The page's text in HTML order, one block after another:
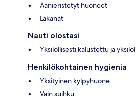
Äänieristetyt huoneet
Lakanat
Nauti olostasi
Yksilöllisesti kalustettu ja
Henkilökohtainen hygienia
Yksityinen kylpyhuone
Vain suihku